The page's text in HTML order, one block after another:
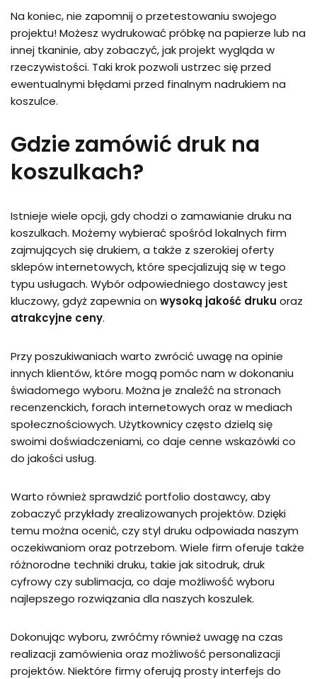
Na koniec, nie zapomnij o przetestowaniu swojego
projektu! Możesz wydrukować próbkę na papierze lub na
innej tkaninie, aby zobaczyć, jak projekt wygląda w
rzeczywistości. Taki krok pozwoli ustrzec się przed
ewentualnymi błędami przed finalnym nadrukiem na
koszulce.
Gdzie zamówić druk na
koszulkach?
Istnieje wiele opcji, gdy chodzi o zamawianie druku na
koszulkach. Możemy wybierać spośród lokalnych firm
zajmujących się drukiem, a także z szerokiej oferty
sklepów internetowych, które specjalizują się w tego
typu usługach. Wybór odpowiedniego dostawcy jest
kluczowy, gdyż zapewnia on wysoką jakość druku oraz
atrakcyjne ceny.
Przy poszukiwaniach warto zwrócić uwagę na opinie
innych klientów, które mogą pomóc nam w dokonaniu
świadomego wyboru. Można je znaleźć na stronach
recenzenckich, forach internetowych oraz w mediach
społecznościowych. Użytkownicy często dzielą się
swoimi doświadczeniami, co daje cenne wskazówki co
do jakości usług.
Warto również sprawdzić portfolio dostawcy, aby
zobaczyć przykłady zrealizowanych projektów. Dzięki
temu można ocenić, czy styl druku odpowiada naszym
oczekiwaniom oraz potrzebom. Wiele firm oferuje także
różnorodne techniki druku, takie jak sitodruk, druk
cyfrowy czy sublimacja, co daje możliwość wyboru
najlepszego rozwiązania dla naszych koszulek.
Dokonując wyboru, zwróćmy również uwagę na czas
realizacji zamówienia oraz możliwość personalizacji
projektów. Niektóre firmy oferują prosty interfejs do